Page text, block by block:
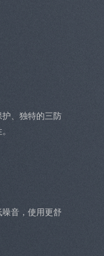
、独特的三防
音，使用更舒